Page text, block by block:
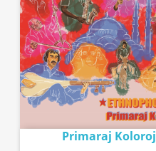
Primaraj Koloroj